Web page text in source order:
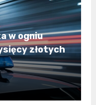
w ogniu
złotych